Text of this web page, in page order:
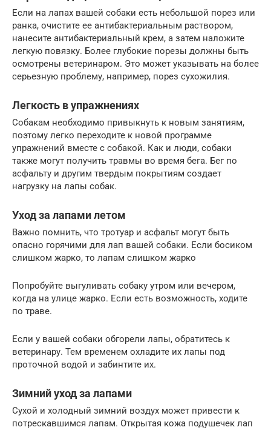
Если на лапах вашей собаки есть небольшой порез или
ранка, очистите ее антибактериальным раствором,
нанесите антибактериальный крем, а затем наложите
легкую повязку. Более глубокие порезы должны быть
осмотрены ветеринаром. Это может указывать на более
серьезную проблему, например, порез сухожилия.
Легкость в упражнениях
Собакам необходимо привыкнуть к новым занятиям,
поэтому легко переходите к новой программе
упражнений вместе с собакой. Как и люди, собаки
также могут получить травмы во время бега. Бег по
асфальту и другим твердым покрытиям создает
нагрузку на лапы собак.
Уход за лапами летом
Важно помнить, что тротуар и асфальт могут быть
опасно горячими для лап вашей собаки. Если босиком
слишком жарко, то лапам слишком жарко
Попробуйте выгуливать собаку утром или вечером,
когда на улице жарко. Если есть возможность, ходите
по траве.
Если у вашей собаки обгорели лапы, обратитесь к
ветеринару. Тем временем охладите их лапы под
проточной водой и забинтите их.
Зимний уход за лапами
Сухой и холодный зимний воздух может привести к
потрескавшимся лапам. Открытая кожа подушечек лап